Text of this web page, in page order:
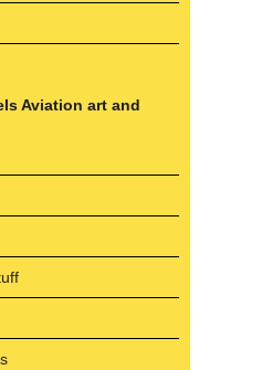
Aviation art and